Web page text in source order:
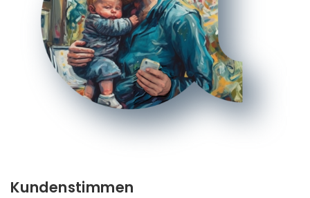
Kundenstimmen